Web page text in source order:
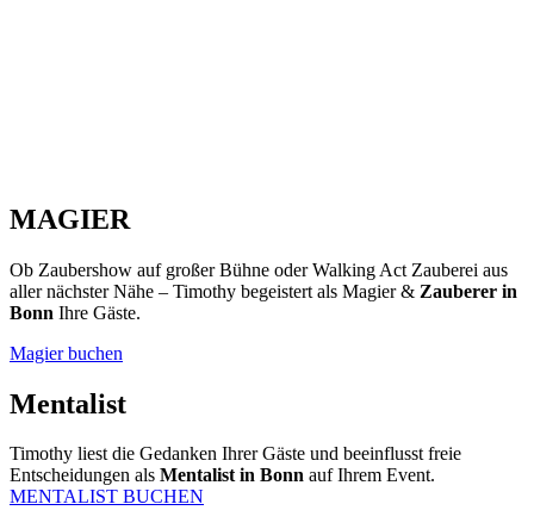
MAGIER
Ob Zaubershow auf großer Bühne oder Walking Act Zauberei aus
aller nächster Nähe – Timothy begeistert als Magier & Zauberer in
Bonn Ihre Gäste.
Magier buchen
Mentalist
Timothy liest die Gedanken Ihrer Gäste und beeinflusst freie
Entscheidungen als Mentalist in Bonn auf Ihrem Event.
MENTALIST BUCHEN